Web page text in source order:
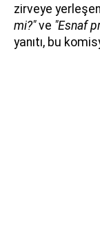
zirveye yerleşen
mi?"ve "Esnaf
yanıtı, bu